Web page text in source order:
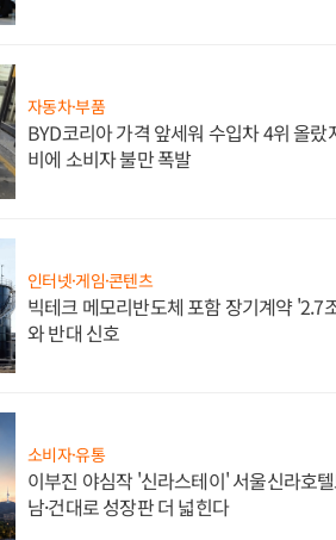
자동차·부품
BYD코리아 가격 앞세워 수입차 4위 올랐
비에 소비자 불만 폭발
인터넷·게임·콘텐츠
빅테크 메모리반도체 포함 장기계약 '2.7
와 반대 신호
소비자·유통
이부진 야심작 '신라스테이' 서울신라호
남·건대로 성장판 더 넓힌다